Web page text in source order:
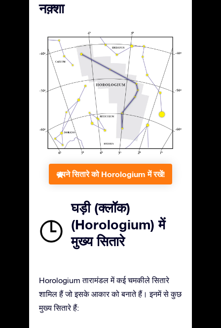
नक़्शा
अपने सितारे को Horologium में रखें!
घड़ी (क्लॉक)
(Horologium) में
मुख्य सितारे
Horologium तारामंडल में कई चमकीले सितारे
शामिल हैं जो इसके आकार को बनाते हैं। इनमें से कुछ
मुख्य सितारे हैं: